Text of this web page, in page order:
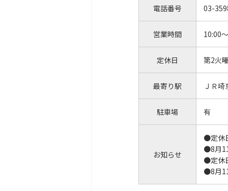
電話番号 03-
営業時間 10:00
定休日 第2火
最寄り駅 ＪＲ
駐車場 有
お知らせ
●定休
●8月
●定休
●8月